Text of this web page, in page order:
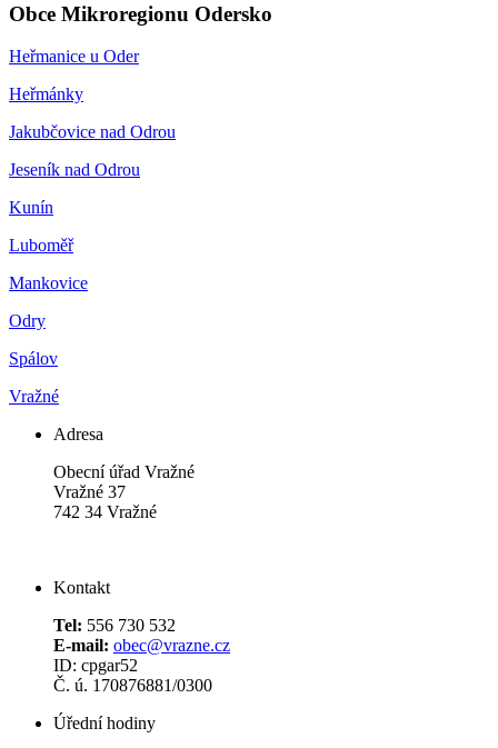
Obce Mikroregionu Odersko
Heřmanice u Oder
Heřmánky
Jakubčovice nad Odrou
Jeseník nad Odrou
Kunín
Luboměř
Mankovice
Odry
Spálov
Vražné
Adresa
Obecní úřad Vražné
Vražné 37
742 34 Vražné
Kontakt
Tel: 556 730 532
E-mail: obec@vrazne.cz
ID: cpgar52
Č. ú. 170876881/0300
Úřední hodiny